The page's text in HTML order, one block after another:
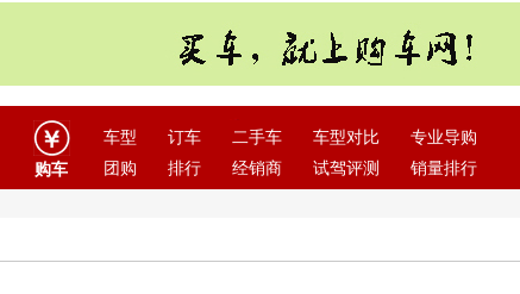
购车
车型 订车 二手车 车型对比
专业导购
团购
排行 经销商 试驾评测 销量排行